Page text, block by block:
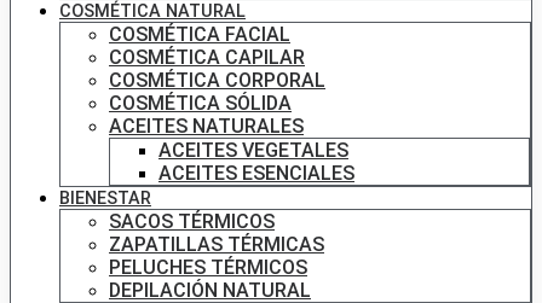
COSMÉTICA NATURAL
COSMÉTICA FACIAL
COSMÉTICA CAPILAR
COSMÉTICA CORPORAL
COSMÉTICA SÓLIDA
ACEITES NATURALES
ACEITES VEGETALES
ACEITES ESENCIALES
BIENESTAR
SACOS TÉRMICOS
ZAPATILLAS TÉRMICAS
PELUCHES TÉRMICOS
DEPILACIÓN NATURAL